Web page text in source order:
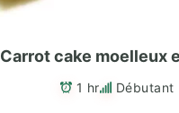
Carrot cake moelleux
1 hr Débutant